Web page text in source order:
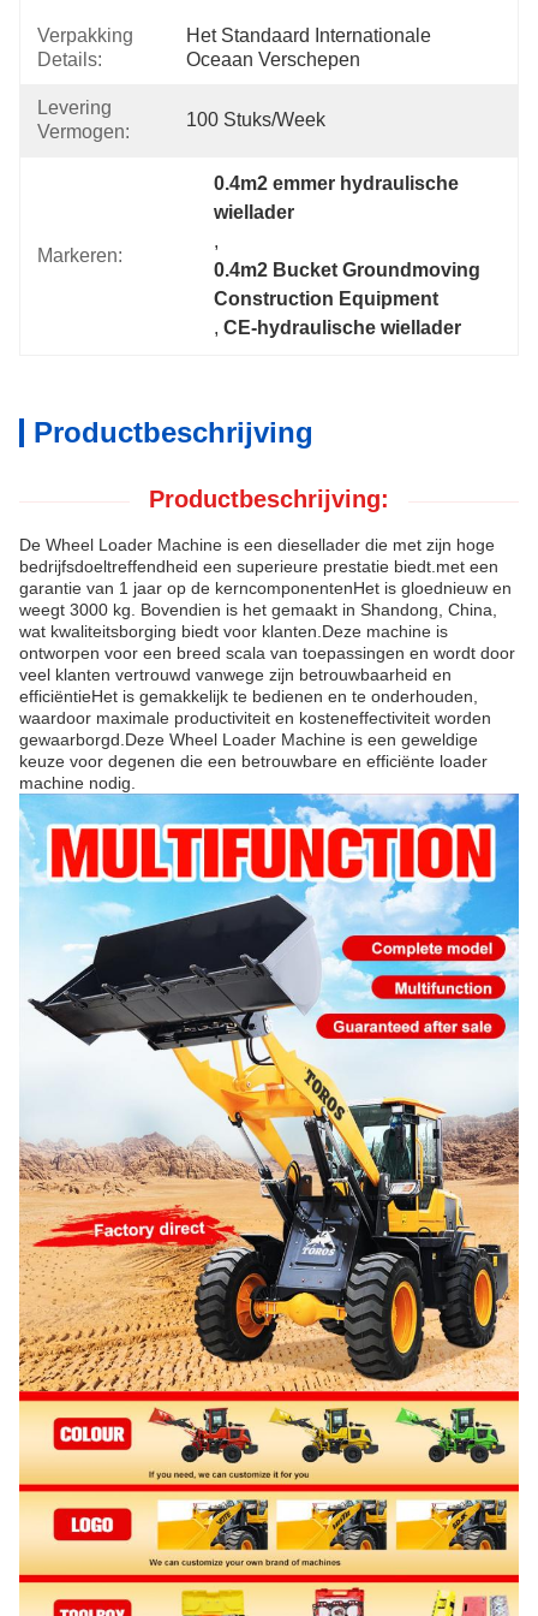
Verpakking
Details:
Het Standaard Internationale
Oceaan Verschepen
Levering
Vermogen:
100 Stuks/week
Markeren:
0.4m2 emmer hydraulische
wiellader
,
0.4m2 Bucket Groundmoving
Construction Equipment
, CE-hydraulische wiellader
Productbeschrijving
Productbeschrijving:
De Wheel Loader Machine is een diesellader die met zijn hoge
bedrijfsdoeltreffendheid een superieure prestatie biedt.met een
garantie van 1 jaar op de kerncomponentenHet is gloednieuw en
weegt 3000 kg. Bovendien is het gemaakt in Shandong, China,
wat kwaliteitsborging biedt voor klanten.Deze machine is
ontworpen voor een breed scala van toepassingen en wordt door
veel klanten vertrouwd vanwege zijn betrouwbaarheid en
efficiëntieHet is gemakkelijk te bedienen en te onderhouden,
waardoor maximale productiviteit en kosteneffectiviteit worden
gewaarborgd.Deze Wheel Loader Machine is een geweldige
keuze voor degenen die een betrouwbare en efficiënte loader
machine nodig.